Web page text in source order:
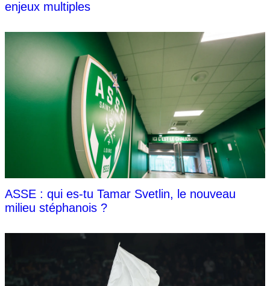
enjeux multiples
ASSE : qui es-tu Tamar Svetlin, le nouveau
milieu stéphanois ?